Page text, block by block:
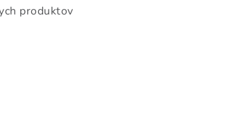
produktov